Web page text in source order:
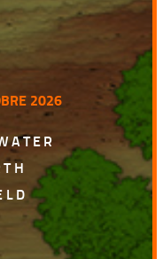
2027
AI